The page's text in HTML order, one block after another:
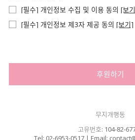
[필수] 개인정보 수집 및 이용 동의 [보
[필수] 개인정보 제3자 제공 동의 [보기]
후원하기
무지개행동
고유번호: 104-82-
Tel: 02-6953-0517 | Email: